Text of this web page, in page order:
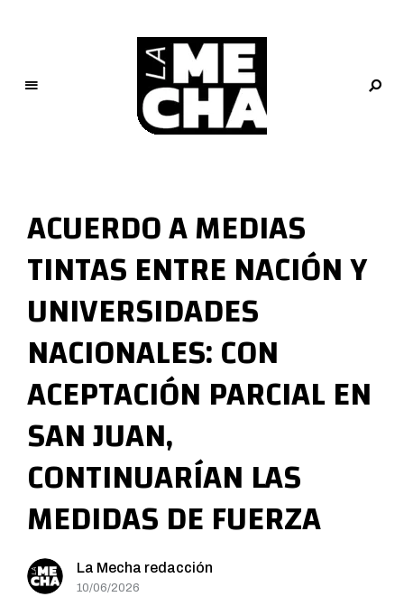
M
e
c
h
a
PERIODISMO DIGITAL
ACUERDO A MEDIAS
TINTAS ENTRE NACIÓN Y
UNIVERSIDADES
NACIONALES: CON
ACEPTACIÓN PARCIAL EN
SAN JUAN,
CONTINUARÍAN LAS
MEDIDAS DE FUERZA
La Mecha redacción
10/06/2026